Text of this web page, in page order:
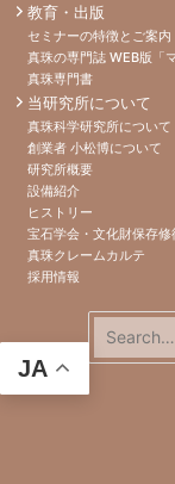
教育・出版
セミナーの特徴とご案内
真珠の専門誌 WEB版「
真珠専門書
当研究所について
真珠科学研究所について
創業者 小松博について
研究所概要
設備紹介
ヒストリー
宝石学会・文化財保存
真珠クレームカルテ
採用情報
検索:
JA